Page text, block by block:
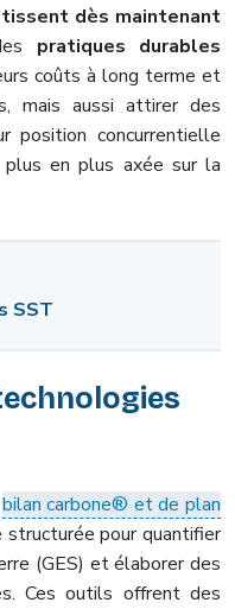
dès maintenant
pratiques durables
coûts à long terme et
mais aussi attirer des
position concurrentielle
plus en plus axée sur la
SST
bilan carbone® et de plan
structurée pour quantifier
(GES) et élaborer des
Ces outils offrent des